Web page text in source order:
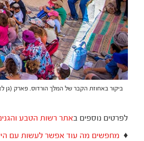
ביקור באחוזת הקבר של המלך הורדוס. פארק (גן
לפרטים נוספים באתר רשות הטבע
♦ מחפשים מה עוד אפשר לעשות עם